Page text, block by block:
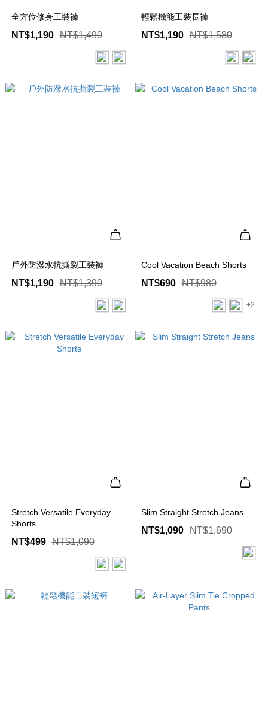
全方位修身工裝褲
NT$1,190 NT$1,490
輕鬆機能工裝長褲
NT$1,190 NT$1,580
戶外防潑水抗撕裂工裝褲
NT$1,190 NT$1,390
Cool Vacation Beach Shorts
NT$690 NT$980
+2
Stretch Versatile Everyday
Shorts
NT$499 NT$1,090
Slim Straight Stretch Jeans
NT$1,090 NT$1,690